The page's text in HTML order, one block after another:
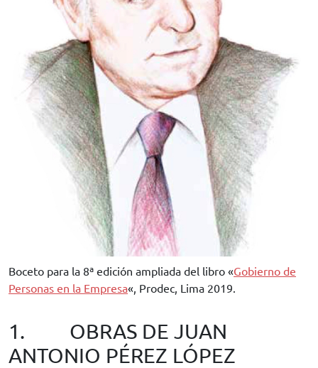
Boceto para la 8ª edición ampliada del libro «Gobierno de
Personas en la Empresa«, Prodec, Lima 2019.
1. OBRAS DE JUAN
ANTONIO PÉREZ LÓPEZ